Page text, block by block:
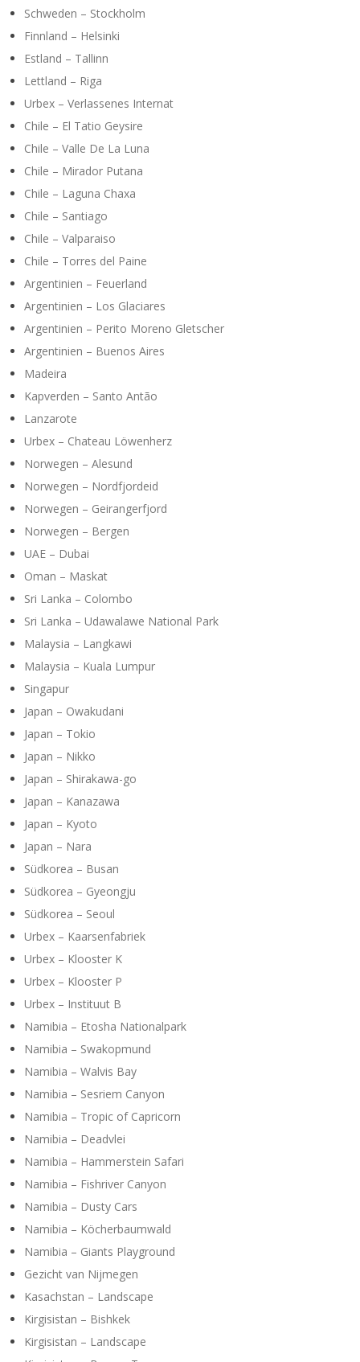
Schweden – Stockholm
Finnland – Helsinki
Estland – Tallinn
Lettland – Riga
Urbex – Verlassenes Internat
Chile – El Tatio Geysire
Chile – Valle De La Luna
Chile – Mirador Putana
Chile – Laguna Chaxa
Chile – Santiago
Chile – Valparaiso
Chile – Torres del Paine
Argentinien – Feuerland
Argentinien – Los Glaciares
Argentinien – Perito Moreno Gletscher
Argentinien – Buenos Aires
Madeira
Kapverden – Santo Antão
Lanzarote
Urbex – Chateau Löwenherz
Norwegen – Alesund
Norwegen – Nordfjordeid
Norwegen – Geirangerfjord
Norwegen – Bergen
UAE – Dubai
Oman – Maskat
Sri Lanka – Colombo
Sri Lanka – Udawalawe National Park
Malaysia – Langkawi
Malaysia – Kuala Lumpur
Singapur
Japan – Owakudani
Japan – Tokio
Japan – Nikko
Japan – Shirakawa-go
Japan – Kanazawa
Japan – Kyoto
Japan – Nara
Südkorea – Busan
Südkorea – Gyeongju
Südkorea – Seoul
Urbex – Kaarsenfabriek
Urbex – Klooster K
Urbex – Klooster P
Urbex – Instituut B
Namibia – Etosha Nationalpark
Namibia – Swakopmund
Namibia – Walvis Bay
Namibia – Sesriem Canyon
Namibia – Tropic of Capricorn
Namibia – Deadvlei
Namibia – Hammerstein Safari
Namibia – Fishriver Canyon
Namibia – Dusty Cars
Namibia – Köcherbaumwald
Namibia – Giants Playground
Gezicht van Nijmegen
Kasachstan – Landscape
Kirgisistan – Bishkek
Kirgisistan – Landscape